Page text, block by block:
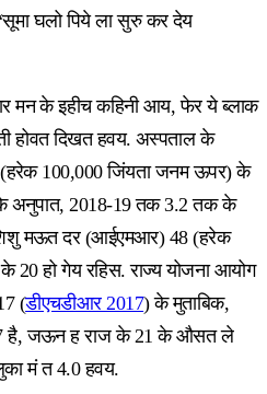
घलो पिये ला सुरु कर देय
मन के इहीच कहिनी आय, फेर ये ब्लाक
होवत दिखत हवय. अस्पताल के
(हरेक 100,000 जिंयता जनम ऊपर) के
अनुपात, 2018-19 तक 3.2 तक के
मऊत दर (आईएमआर) 48 (हरेक
हो गेय रहिस. राज्य योजना आयोग
(डीएचडीआर 2017) के मुताबिक,
है, जऊन ह राज के 21 के औसत ले
तालुका मं त 4.0 हवय.